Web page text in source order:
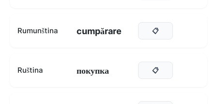
Rumunština cumpărare 📋
Ruština покупка 📋